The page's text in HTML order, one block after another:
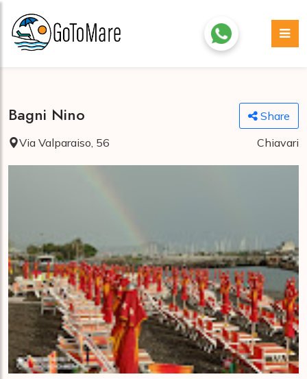
Bagni Nino
Share
Via Valparaiso, 56
Chiavari